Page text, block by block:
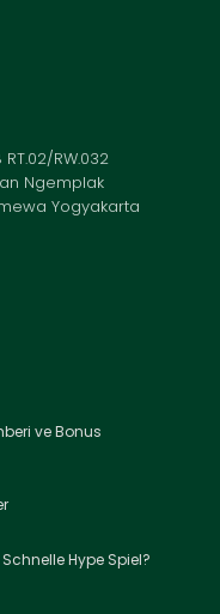
RW.032
Ngemplak
Yogyakarta
ve Bonus
Hype Spiel?